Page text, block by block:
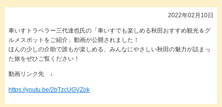
2022年02月10日
車いすトラベラー三代達也氏の「車いすでも楽しめる秋田おすすめ観光＆グ
ルメスポットをご紹介」動画が公開されました！
ほんの少しの介助で誰もが楽しめる、みんなにやさしい秋田の魅力が詰まっ
た旅をぜひご覧ください！
動画リンク先 ↓
https://youtu.be/2bTzcUGVZok